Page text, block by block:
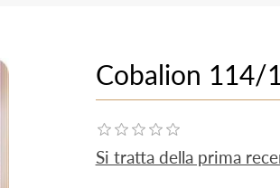
Cobalion 114/
Si tratta della prima